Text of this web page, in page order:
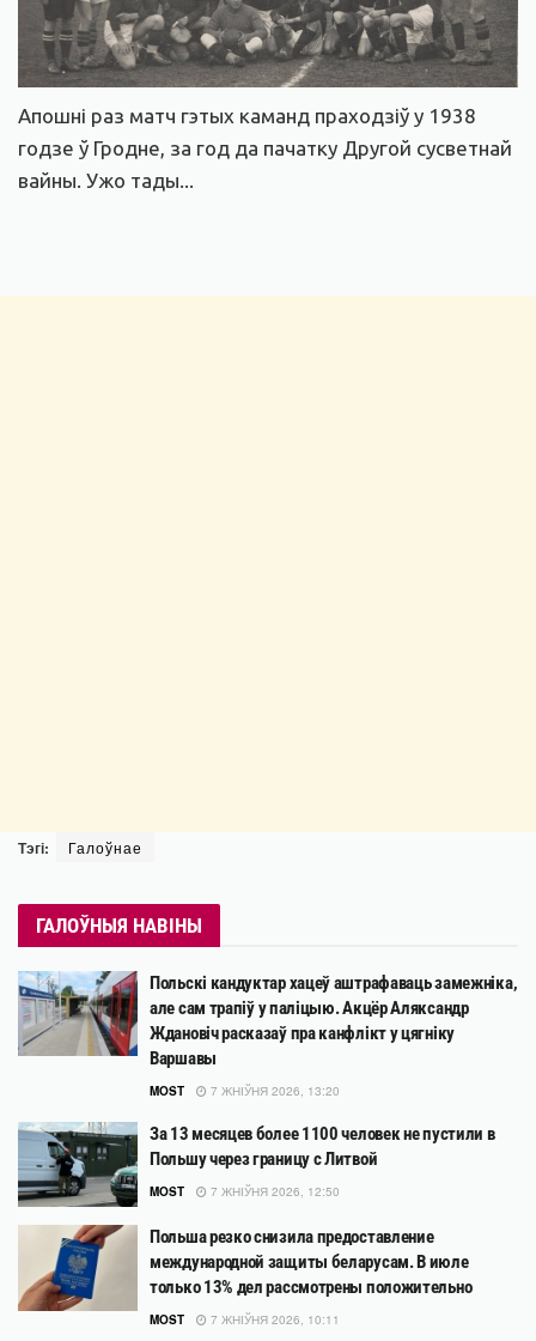
Апошні раз матч гэтых каманд праходзіў у 1938
годзе ў Гродне, за год да пачатку Другой сусветнай
вайны. Ужо тады...
Тэгі: Галоўнае
ГАЛОЎНЫЯ НАВІНЫ
Польскі кандуктар хацеў аштрафаваць замежніка,
але сам трапіў у паліцыю. Акцёр Аляксандр
Ждановіч расказаў пра канфлікт у цягніку
Варшавы
MOST 7 ЖНІЎНЯ 2026, 13:20
За 13 месяцев более 1100 человек не пустили в
Польшу через границу с Литвой
MOST 7 ЖНІЎНЯ 2026, 12:50
Польша резко снизила предоставление
международной защиты беларусам. В июле
только 13% дел рассмотрены положительно
MOST 7 ЖНІЎНЯ 2026, 10:11